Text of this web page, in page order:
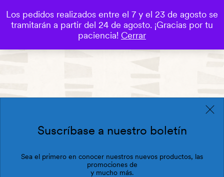
0
Suscríbase a nuestro boletín
Sea el primero en conocer nuestros nuevos productos, las
promociones de
y mucho más.
Los pedidos realizados entre el 7 y el 23 de agosto se
tramitarán a partir del 24 de agosto. ¡Gracias por tu
paciencia! Cerrar